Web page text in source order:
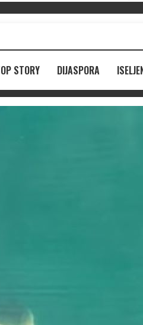
STORY DIJASPORA